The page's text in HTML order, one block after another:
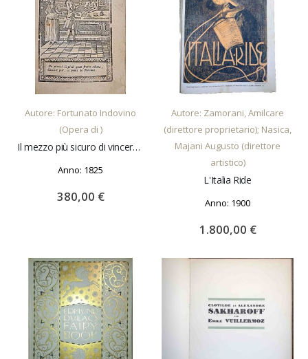
AGGIUNGI AL CARRELLO
Autore: Fortunato Indovino
(Opera di )
Il mezzo più sicuro di vincere all'estrazione de lotti. Ossia nuova lista generale che contiene quasi tutte le Voci delle cose Popolaresche appartenenti
Anno: 1825
380,00 €
AGGIUNGI AL CARRELLO
Autore: Zamorani, Amilcare
(direttore proprietario); Nasica,
Majani Augusto (direttore
artistico)
L'Italia Ride
Anno: 1900
1.800,00 €